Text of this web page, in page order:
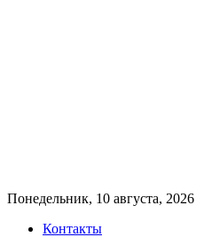
Понедельник, 10 августа, 2026
Контакты